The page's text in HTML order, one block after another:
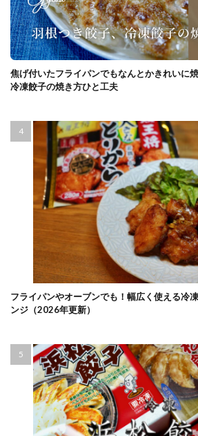
焦げ付いたフライパンでもなんとかきれいに
冷凍餃子の焼き方ひと工夫
フライパンやオーブンでも！幅広く使える冷
ンジ（2026年更新）